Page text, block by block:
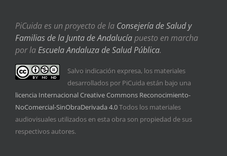
PiCuida es un proyecto de la Consejería de Salud y
Familias de la Junta de Andalucíapuesto en marcha
por laEscuela Andaluza de Salud Pública.
Salvo indicación expresa, los materiales
desarrollados por PiCuida están bajo una
licencia Internacional Creative Commons Reconocimiento-
NoComercial-SinObraDerivada 4.0Todos los materiales
audiovisuales utilizados en esta obra son propiedad de sus
respectivos autores.